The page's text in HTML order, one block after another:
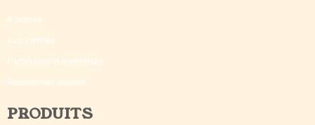
A propos
Avis certifiés
Partenaires et revendeurs
Recrutement auteurs
PRODUITS